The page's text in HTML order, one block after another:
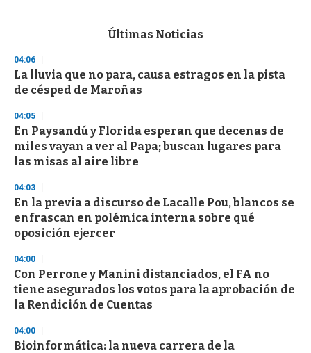
s
d
s
o
f
3
s
c
o
d
s
Últimas Noticias
04:06
La lluvia que no para, causa estragos en la pista
de césped de Maroñas
04:05
En Paysandú y Florida esperan que decenas de
miles vayan a ver al Papa; buscan lugares para
las misas al aire libre
04:03
En la previa a discurso de Lacalle Pou, blancos se
enfrascan en polémica interna sobre qué
oposición ejercer
04:00
Con Perrone y Manini distanciados, el FA no
tiene asegurados los votos para la aprobación de
la Rendición de Cuentas
04:00
Bioinformática: la nueva carrera de la